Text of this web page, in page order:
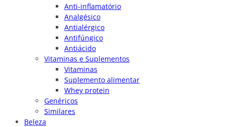
Anti-inflamatório
Analgésico
Antialérgico
Antifúngico
Antiácido
Vitaminas e Suplementos
Vitaminas
Suplemento alimentar
Whey protein
Genéricos
Similares
Beleza